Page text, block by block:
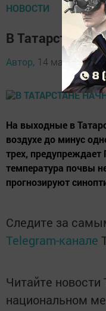
НОВОСТИ
В Татарстане
Автор, 14 мая 2016 -
На выходные в
воздухе до минус
трех,
температура почвы
прогнозируют
Следите за
Telegram-канале
Читайте новости
национальном